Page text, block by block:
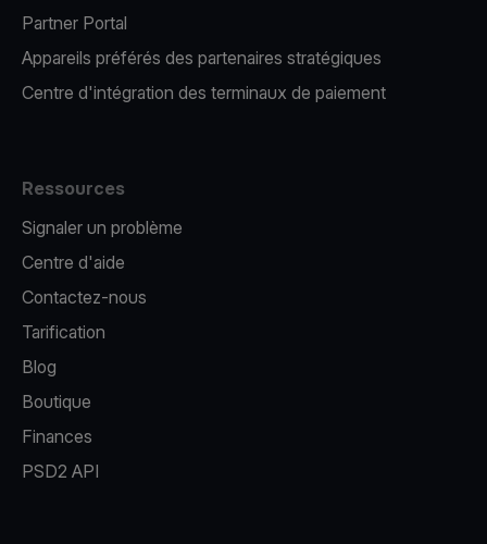
Partner Portal
Appareils préférés des partenaires stratégiques
Centre d'intégration des terminaux de paiement
Ressources
Signaler un problème
Centre d'aide
Contactez-nous
Tarification
Blog
Boutique
Finances
PSD2 API